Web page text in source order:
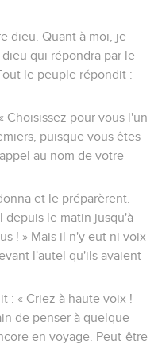
dieu. Quant à moi, je
qui répondra par le
le peuple répondit :
Choisissez pour vous l'un
puisque vous êtes
au nom de votre
et le préparèrent.
depuis le matin jusqu'à
! » Mais il n'y eut ni voix
l'autel qu'ils avaient
: « Criez à haute voix !
de penser à quelque
en voyage. Peut-être